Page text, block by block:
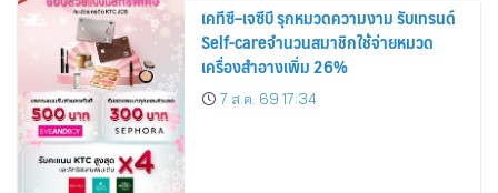
เคทีซี–เจซีบี รุกหมวดความงาม รับเทรนด์
Self-careจำนวนสมาชิกใช้จ่ายหมวด
เครื่องสำอางเพิ่ม 26%
7 ส.ค. 69 17:34